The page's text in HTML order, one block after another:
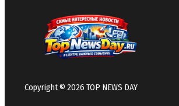
Copyright © 2026 TOP NEWS DAY